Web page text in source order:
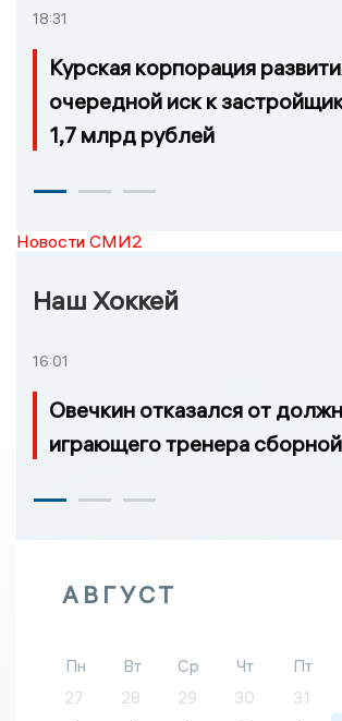
18:31
Курская корпорация
очередной иск к
1,7 млрд рублей
Новости СМИ2
Наш Хоккей
16:01
Овечкин отказался от
играющего тренера
АВГУСТ
Пн Вт Ср Чт Пт
27
28 29 30 31